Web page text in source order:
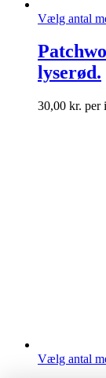
Vælg antal
lyserød.
30,00 kr. per
Vælg antal